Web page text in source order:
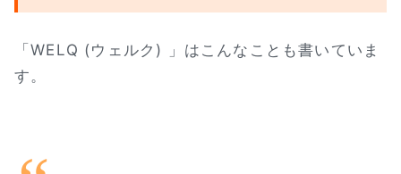
「WELQ (ウェルク) 」はこんなことも書いていま
す。